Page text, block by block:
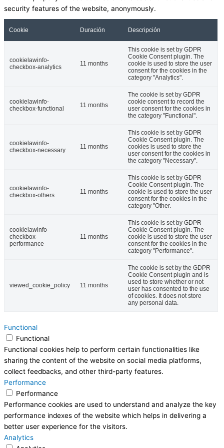
security features of the website, anonymously.
Cookie Duración Descripción
cookielawinfo-
checkbox-analytics
11 months
This cookie is set by GDPR
Cookie Consent plugin. The
cookie is used to store the user
consent for the cookies in the
category "Analytics".
cookielawinfo-
checkbox-functional
11 months
The cookie is set by GDPR
cookie consent to record the
user consent for the cookies in
the category "Functional".
cookielawinfo-
checkbox-necessary
11 months
This cookie is set by GDPR
Cookie Consent plugin. The
cookies is used to store the
user consent for the cookies in
the category "Necessary".
cookielawinfo-
checkbox-others
11 months
This cookie is set by GDPR
Cookie Consent plugin. The
cookie is used to store the user
consent for the cookies in the
category "Other.
cookielawinfo-
checkbox-
performance
11 months
This cookie is set by GDPR
Cookie Consent plugin. The
cookie is used to store the user
consent for the cookies in the
category "Performance".
viewed_cookie_policy 11 months
The cookie is set by the GDPR
Cookie Consent plugin and is
used to store whether or not
user has consented to the use
of cookies. It does not store
any personal data.
Functional
Functional
Functional cookies help to perform certain functionalities like
sharing the content of the website on social media platforms,
collect feedbacks, and other third-party features.
Performance
Performance
Performance cookies are used to understand and analyze the key
performance indexes of the website which helps in delivering a
better user experience for the visitors.
Analytics